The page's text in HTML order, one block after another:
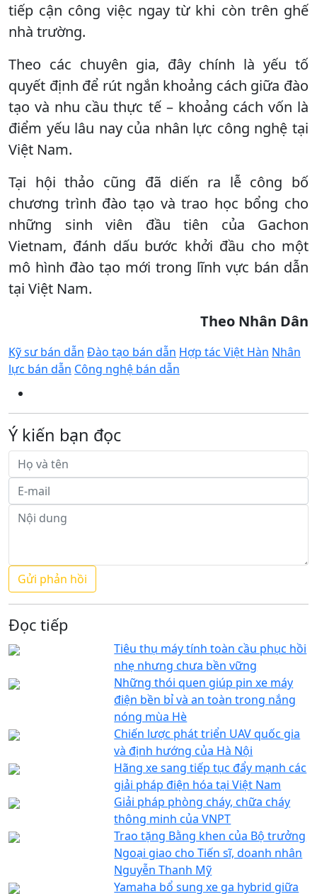
tiếp cận công việc ngay từ khi còn trên ghế
nhà trường.
Theo các chuyên gia, đây chính là yếu tố
quyết định để rút ngắn khoảng cách giữa đào
tạo và nhu cầu thực tế – khoảng cách vốn là
điểm yếu lâu nay của nhân lực công nghệ tại
Việt Nam.
Tại hội thảo cũng đã diến ra lễ công bố
chương trình đào tạo và trao học bổng cho
những sinh viên đầu tiên của Gachon
Vietnam, đánh dấu bước khởi đầu cho một
mô hình đào tạo mới trong lĩnh vực bán dẫn
tại Việt Nam.
Theo Nhân Dân
Kỹ sư bán dẫn Đào tạo bán dẫn Hợp tác Việt Hàn Nhân
lực bán dẫn Công nghệ bán dẫn
Ý kiến bạn đọc
Đọc tiếp
Tiêu thụ máy tính toàn cầu phục hồi
nhẹ nhưng chưa bền vững
Những thói quen giúp pin xe máy
điện bền bỉ và an toàn trong nắng
nóng mùa Hè
Chiến lược phát triển UAV quốc gia
và định hướng của Hà Nội
Hãng xe sang tiếp tục đẩy mạnh các
giải pháp điện hóa tại Việt Nam
Giải pháp phòng cháy, chữa cháy
thông minh của VNPT
Trao tặng Bằng khen của Bộ trưởng
Ngoại giao cho Tiến sĩ, doanh nhân
Nguyễn Thanh Mỹ
Yamaha bổ sung xe ga hybrid giữa